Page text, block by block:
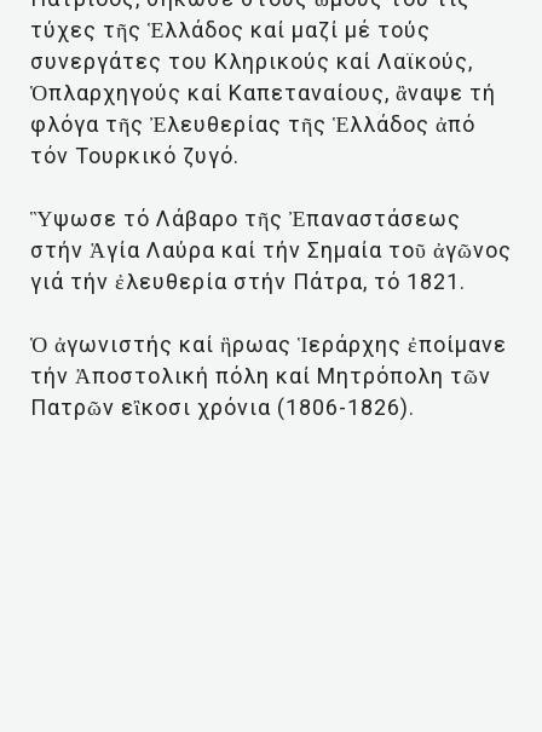
τύχες τῆς Ἑλλάδος καί μαζί μέ τούς
συνεργάτες του Κληρικούς καί Λαϊκούς,
Ὁπλαρχηγούς καί Καπεταναίους, ἂναψε τή
φλόγα τῆς Ἐλευθερίας τῆς Ἑλλάδος ἀπό
τόν Τουρκικό ζυγό.
Ὓψωσε τό Λάβαρο τῆς Ἐπαναστάσεως
στήν Ἁγία Λαύρα καί τήν Σημαία τοῦ ἀγῶνος
γιά τήν ἐλευθερία στήν Πάτρα, τό 1821.
Ὁ ἀγωνιστής καί ἣρωας Ἱεράρχης ἐποίμανε
τήν Ἀποστολική πόλη καί Μητρόπολη τῶν
Πατρῶν εἲκοσι χρόνια (1806-1826).